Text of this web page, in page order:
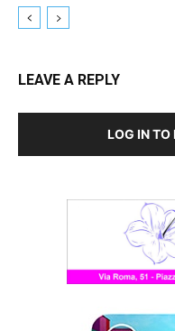
LEAVE A REPLY
LOG IN